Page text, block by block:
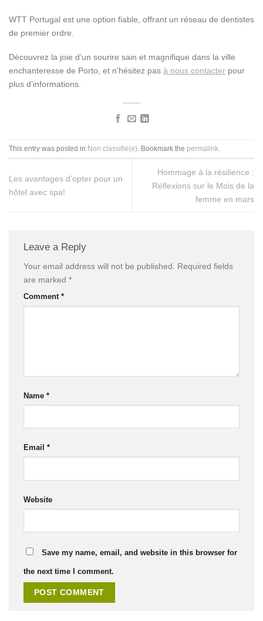
WTT Portugal est une option fiable, offrant un réseau de dentistes
de premier ordre.
Découvrez la joie d’un sourire sain et magnifique dans la ville
enchanteresse de Porto, et n’hésitez pas à nous contacter pour
plus d’informations.
This entry was posted in Non classifié(e) . Bookmark the permalink
Les avantages d’opter pour un
hôtel avec spa!
Hommage à la résilience :
Réflexions sur le Mois de la
femme en mars
Leave a Reply
Your email address will not be published. Required fields
are marked *
Comment *
Name *
Email *
Website
Save my name, email, and website in this browser for
the next time I comment.